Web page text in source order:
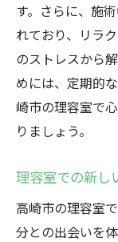
す。さらに、施
れており、リラ
のストレスから
めには、定期的
崎市の理容室で
りましょう。
理容室での新し
高崎市の理容室
分との出会いを